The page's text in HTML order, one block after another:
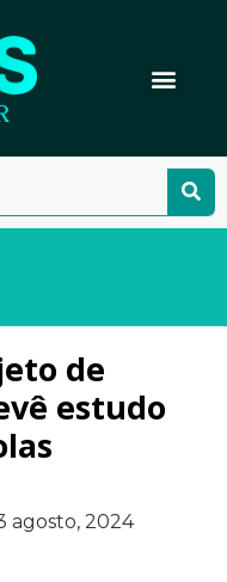
de
estudo
agosto, 2024